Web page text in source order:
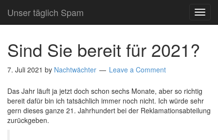
Unser täglich Spam
Sind Sie bereit für 2021?
7. Juli 2021 by Nachtwächter Leave a Comment
Das Jahr läuft ja jetzt doch schon sechs Monate, aber so richtig
bereit dafür bin ich tatsächlich immer noch nicht. Ich würde sehr
gern dieses ganze 21. Jahrhundert bei der Reklamationsabteilung
zurückgeben.